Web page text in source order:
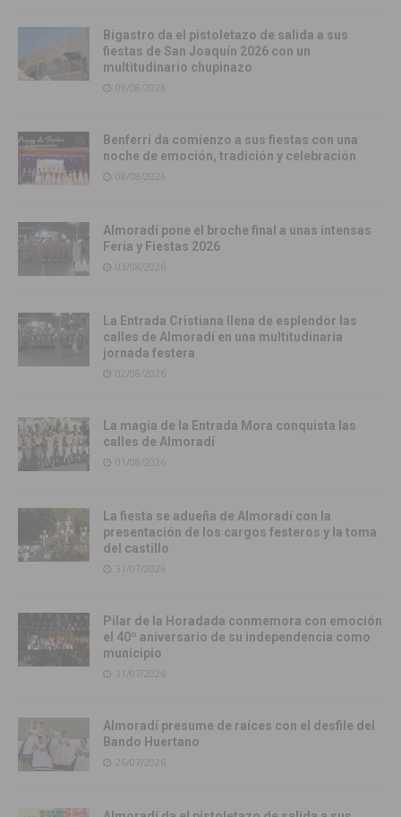
Bigastro da el pistoletazo de salida a sus
fiestas de San Joaquín 2026 con un
multitudinario chupinazo
09/08/2026
Benferri da comienzo a sus fiestas con una
noche de emoción, tradición y celebración
08/08/2026
Almoradí pone el broche final a unas intensas
Feria y Fiestas 2026
03/08/2026
La Entrada Cristiana llena de esplendor las
calles de Almoradí en una multitudinaria
jornada festera
02/08/2026
La magia de la Entrada Mora conquista las
calles de Almoradí
01/08/2026
La fiesta se adueña de Almoradí con la
presentación de los cargos festeros y la toma
del castillo
31/07/2026
Pilar de la Horadada conmemora con emoción
el 40º aniversario de su independencia como
municipio
31/07/2026
Almoradí presume de raíces con el desfile del
Bando Huertano
26/07/2026